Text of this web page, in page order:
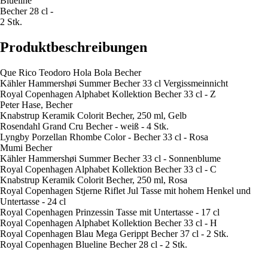
Becher 28 cl -
2 Stk.
Produktbeschreibungen
Que Rico Teodoro Hola Bola Becher
Kähler Hammershøi Summer Becher 33 cl Vergissmeinnicht
Royal Copenhagen Alphabet Kollektion Becher 33 cl - Z
Peter Hase, Becher
Knabstrup Keramik Colorit Becher, 250 ml, Gelb
Rosendahl Grand Cru Becher - weiß - 4 Stk.
Lyngby Porzellan Rhombe Color - Becher 33 cl - Rosa
Mumi Becher
Kähler Hammershøi Summer Becher 33 cl - Sonnenblume
Royal Copenhagen Alphabet Kollektion Becher 33 cl - C
Knabstrup Keramik Colorit Becher, 250 ml, Rosa
Royal Copenhagen Stjerne Riflet Jul Tasse mit hohem Henkel und
Untertasse - 24 cl
Royal Copenhagen Prinzessin Tasse mit Untertasse - 17 cl
Royal Copenhagen Alphabet Kollektion Becher 33 cl - H
Royal Copenhagen Blau Mega Gerippt Becher 37 cl - 2 Stk.
Royal Copenhagen Blueline Becher 28 cl - 2 Stk.